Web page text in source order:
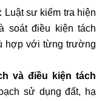
Luật sư kiểm tra hiện
soát điều kiện tách
hợp với từng trường
và điều kiện tách
sử dụng đất, hạ